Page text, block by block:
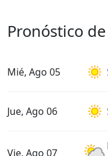
Pronóstico
Mié, Ago 05
Jue, Ago 06
Vie, Ago 07